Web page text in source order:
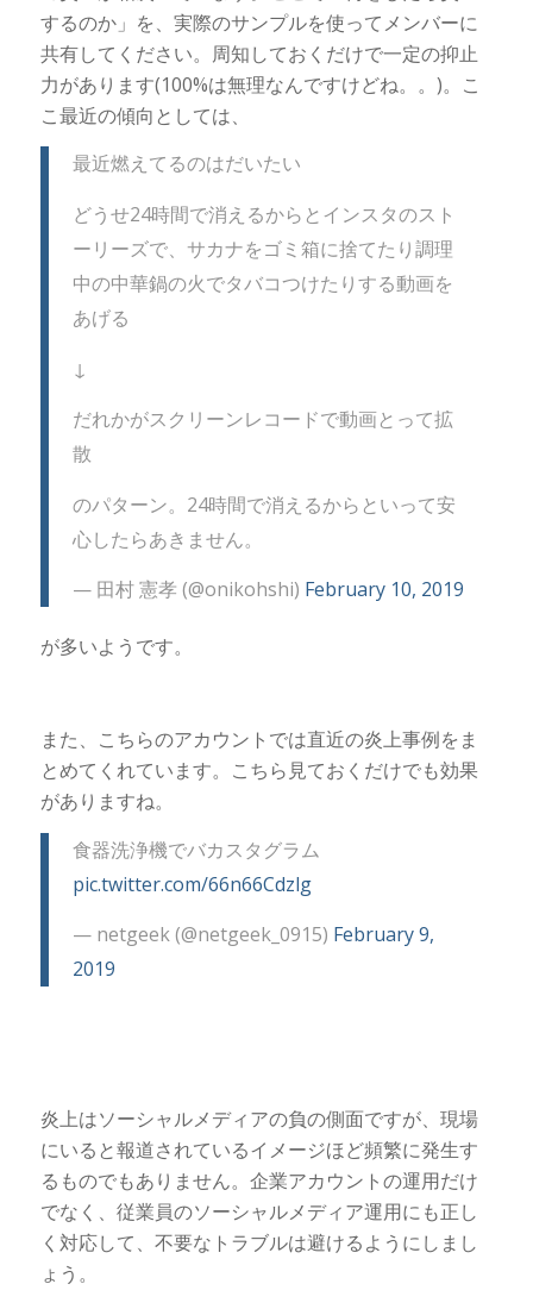
するのか」を、実際のサンプルを使ってメンバーに
共有してください。周知しておくだけで一定の抑止
力があります(100%は無理なんですけどね。。)。こ
こ最近の傾向としては、
最近燃えてるのはだいたい
どうせ24時間で消えるからとインスタのスト
ーリーズで、サカナをゴミ箱に捨てたり調理
中の中華鍋の火でタバコつけたりする動画を
あげる
↓
だれかがスクリーンレコードで動画とって拡
散
のパターン。24時間で消えるからといって安
心したらあきません。
— 田村 憲孝 (@onikohshi) February 10, 2019
が多いようです。
また、こちらのアカウントでは直近の炎上事例をま
とめてくれています。こちら見ておくだけでも効果
がありますね。
食器洗浄機でバカスタグラム
pic.twitter.com/66n66Cdzlg
— netgeek (@netgeek_0915) February 9,
2019
炎上はソーシャルメディアの負の側面ですが、現場
にいると報道されているイメージほど頻繁に発生す
るものでもありません。企業アカウントの運用だけ
でなく、従業員のソーシャルメディア運用にも正し
く対応して、不要なトラブルは避けるようにしまし
ょう。